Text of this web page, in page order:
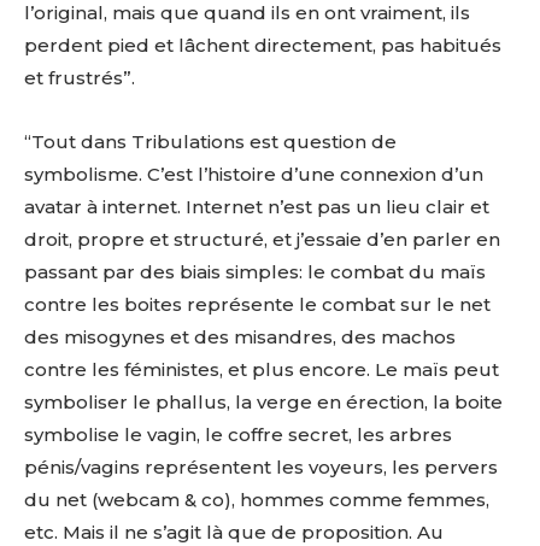
Adresse email*
Statut / Organisation
J'accepte les termes et conditions
* Champ obligatoire
Nom
Prénom
Statut / Organisation
J'accepte lestermes et conditions
l’original, mais que quand ils en ont vraiment, ils
perdent pied et lâchent directement, pas habitués
et frustrés”.
“Tout dans Tribulations est question de
symbolisme. C’est l’histoire d’une connexion d’un
avatar à internet. Internet n’est pas un lieu clair et
droit, propre et structuré, et j’essaie d’en parler en
passant par des biais simples: le combat du maïs
contre les boites représente le combat sur le net
des misogynes et des misandres, des machos
contre les féministes, et plus encore. Le maïs peut
symboliser le phallus, la verge en érection, la boite
symbolise le vagin, le coffre secret, les arbres
pénis/vagins représentent les voyeurs, les pervers
du net (webcam & co), hommes comme femmes,
etc. Mais il ne s’agit là que de proposition. Au